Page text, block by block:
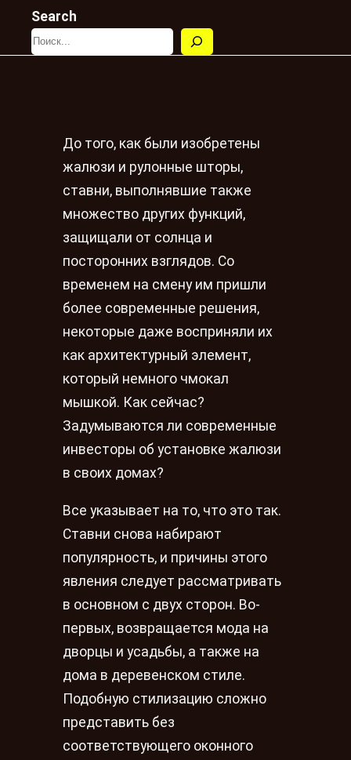
Search
До того, как были изобретены
жалюзи и рулонные шторы,
ставни, выполнявшие также
множество других функций,
защищали от солнца и
посторонних взглядов. Со
временем на смену им пришли
более современные решения,
некоторые даже восприняли их
как архитектурный элемент,
который немного чмокал
мышкой. Как сейчас?
Задумываются ли современные
инвесторы об установке жалюзи
в своих домах?
Все указывает на то, что это так.
Ставни снова набирают
популярность, и причины этого
явления следует рассматривать
в основном с двух сторон. Во-
первых, возвращается мода на
дворцы и усадьбы, а также на
дома в деревенском стиле.
Подобную стилизацию сложно
представить без
соответствующего оконного